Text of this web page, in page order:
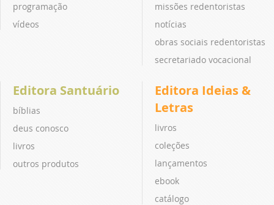
programação
vídeos
missões redentoristas
notícias
obras sociais redentoristas
secretariado vocacional
Editora Santuário
bíblias
deus conosco
livros
outros produtos
Editora Ideias &
Letras
livros
coleções
lançamentos
ebook
catálogo